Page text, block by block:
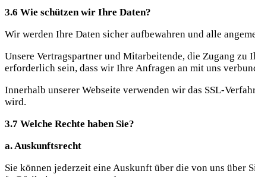
3.6 Wie schützen wir Ihre Daten?
Wir werden Ihre Daten sicher aufbewahren und alle
Unsere Vertragspartner und Mitarbeitende, die Zugang
erforderlich sein, dass wir Ihre Anfragen an mit uns
Innerhalb unserer Webseite verwenden wir das SSL-
wird.
3.7 Welche Rechte haben Sie?
a. Auskunftsrecht
Sie können jederzeit eine Auskunft über die von uns über